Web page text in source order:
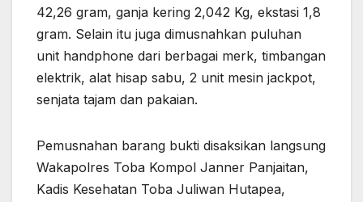
42,26 gram, ganja kering 2,042 Kg, ekstasi 1,8
gram. Selain itu juga dimusnahkan puluhan
unit handphone dari berbagai merk, timbangan
elektrik, alat hisap sabu, 2 unit mesin jackpot,
senjata tajam dan pakaian.
Pemusnahan barang bukti disaksikan langsung
Wakapolres Toba Kompol Janner Panjaitan,
Kadis Kesehatan Toba Juliwan Hutapea,